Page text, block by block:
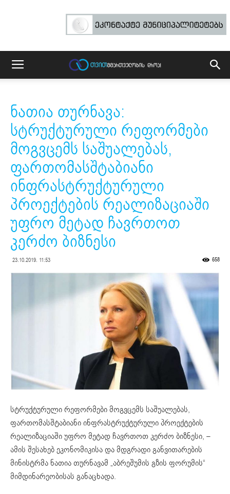
ნათია თურნავა:
სტრუქტურული რეფორმები
მოგვცემს საშუალებას,
ფართომასშტაბიანი
ინფრასტრუქტურული
პროექტების რეალიზაციაში
უფრო მეტად ჩავრთოთ
კერძო ბიზნესი
23.10.2019. 11:53 658
სტრუქტურული რეფორმები მოგვცემს საშუალებას,
ფართომასშტაბიანი ინფრასტრუქტურული პროექტების
რეალიზაციაში უფრო მეტად ჩავრთოთ კერძო ბიზნესი, –
ამის შესახებ ეკონომიკისა და მდგრადი განვითარების
მინისტრმა ნათია თურნავამ „აბრეშუმის გზის ფორუმის“
მიმდინარეობისას განაცხადა.